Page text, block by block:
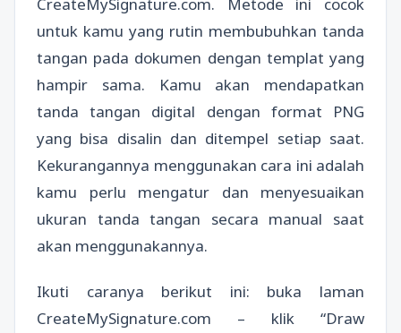
CreateMySignature.com. Metode ini cocok
untuk kamu yang rutin membubuhkan tanda
tangan pada dokumen dengan templat yang
hampir sama. Kamu akan mendapatkan
tanda tangan digital dengan format PNG
yang bisa disalin dan ditempel setiap saat.
Kekurangannya menggunakan cara ini adalah
kamu perlu mengatur dan menyesuaikan
ukuran tanda tangan secara manual saat
akan menggunakannya.
Ikuti caranya berikut ini: buka laman
CreateMySignature.com – klik “Draw